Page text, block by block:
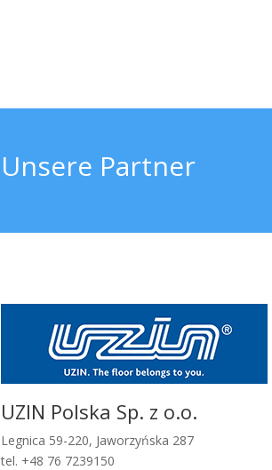
Unsere Partner
UZIN Polska Sp. z o.o.
Legnica 59-220, Jaworzyńska 287
tel. +48 76 7239150